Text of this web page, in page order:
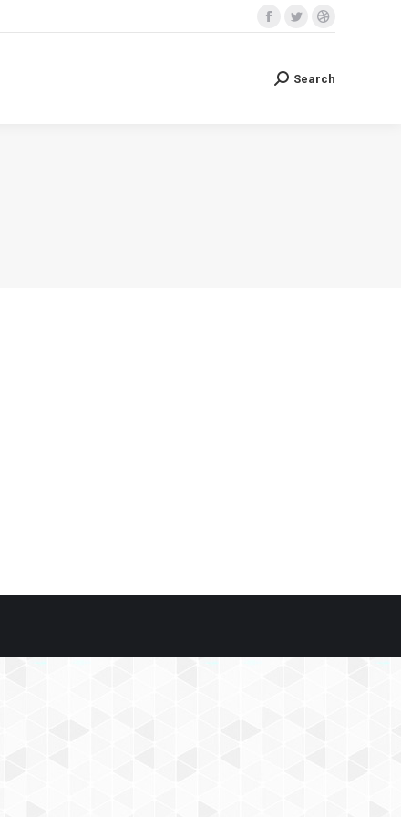
Facebook
opens
Twitter
opens
Dribbble
opens
Search:
Search
Search:
Search